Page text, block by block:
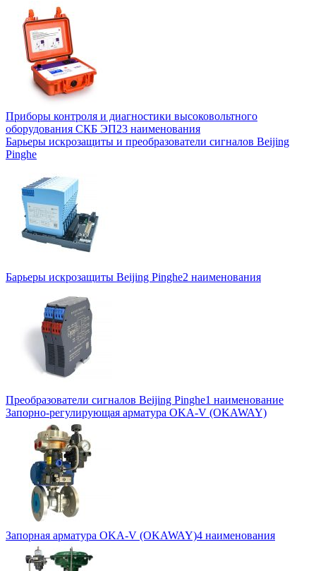
Приборы контроля и диагностики высоковольтного
оборудования СКБ ЭП23 наименования
Барьеры искрозащиты и преобразователи сигналов Beijing
Pinghe
Барьеры искрозащиты Beijing Pinghe2 наименования
Преобразователи сигналов Beijing Pinghe1 наименование
Запорно-регулирующая арматура OKA-V (OKAWAY)
Запорная арматура OKA-V (OKAWAY)4 наименования